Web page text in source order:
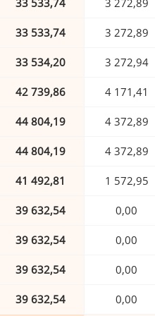
33 533,74 3 272,89
33 533,74 3 272,89
33 534,20 3 272,94
42 739,86 4 171,41
44 804,19 4 372,89
44 804,19 4 372,89
41 492,81 1 572,95
39 632,54 0,00
39 632,54 0,00
39 632,54 0,00
39 632,54 0,00